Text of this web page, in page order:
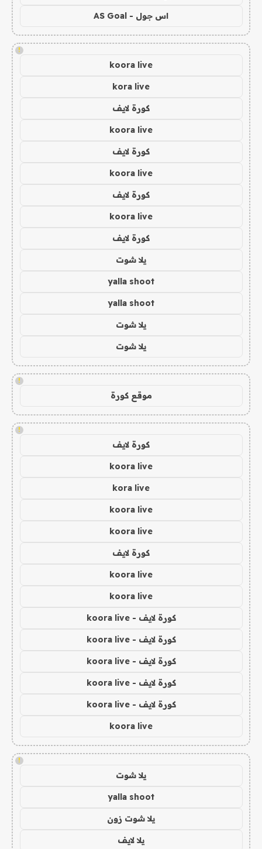
اس جول - AS Goal
!
koora live
kora live
كورة لايف
koora live
كورة لايف
koora live
كورة لايف
koora live
كورة لايف
يلا شوت
yalla shoot
yalla shoot
يلا شوت
يلا شوت
!
موقع كورة
!
كورة لايف
koora live
kora live
koora live
koora live
كورة لايف
koora live
koora live
كورة لايف - koora live
كورة لايف - koora live
كورة لايف - koora live
كورة لايف - koora live
كورة لايف - koora live
koora live
!
يلا شوت
yalla shoot
يلا شوت زون
يلا لايف